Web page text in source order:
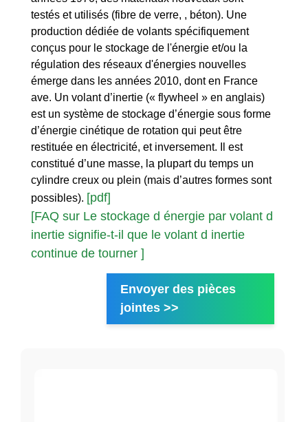
testés et utilisés (fibre de verre, , béton). Une
production dédiée de volants spécifiquement
conçus pour le stockage de l'énergie et/ou la
régulation des réseaux d'énergies nouvelles
émerge dans les années 2010, dont en France
ave. Un volant d’inertie (« flywheel » en anglais)
est un système de stockage d’énergie sous forme
d’énergie cinétique de rotation qui peut être
restituée en électricité, et inversement. Il est
constitué d’une masse, la plupart du temps un
cylindre creux ou plein (mais d’autres formes sont
possibles). [pdf]
[FAQ sur Le stockage d énergie par volant d
inertie signifie-t-il que le volant d inertie
continue de tourner ]
Envoyer des pièces
jointes >>